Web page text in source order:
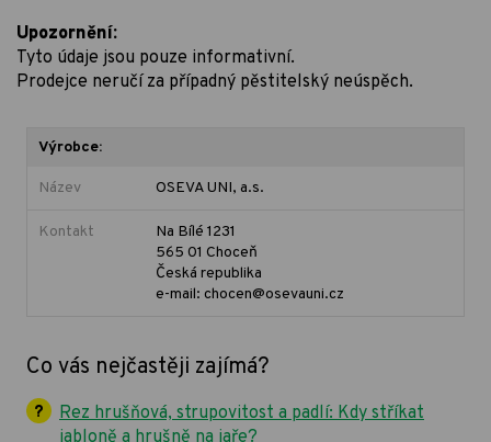
Upozornění:
Tyto údaje jsou pouze informativní.
Prodejce neručí za případný pěstitelský neúspěch.
Výrobce:
Název OSEVA UNI, a.s.
Kontakt
Na Bílé 1231
565 01 Choceň
Česká republika
e-mail: chocen@osevauni.cz
Co vás nejčastěji zajímá?
Rez hrušňová, strupovitost a padlí: Kdy stříkat
jabloně a hrušně na jaře?